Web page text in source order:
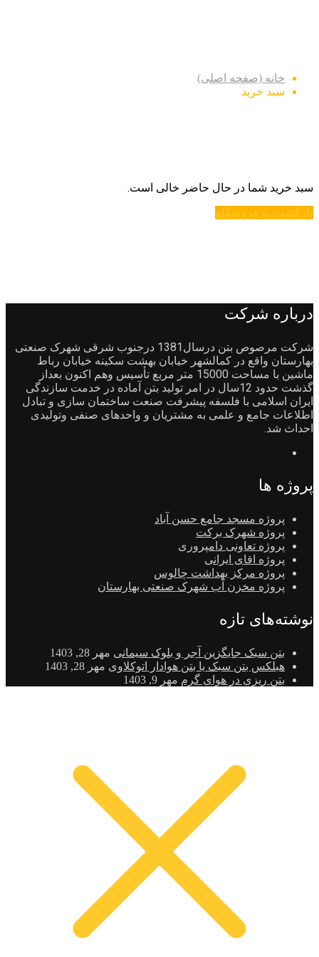
خانه (صفحه اصلی)
سبد خرید
سبد خرید شما در حال حاضر خالی است.
بازگشت به فروشگاه
درباره شرکت
شرکت مرصوص بتن درسال1381 درجنوب شرقی شهرک صنعتی
بهارستان واقع در کمالشهر خیابان بهشت سکینه خیابان رباط
ماشین با مساحت 15000 متر مربع تأسیس وهم اکنون بعداز
گذشت حدود 12سال در امر تولید بتن آماده در خدمت سازندگی
ایران اسلامی با فلسفه پیشرفت صنعت ساختمان سازی و تبادل
اطلاعات جامع و علمی به مشتریان و واحدهای صنفی وتولیدی
احداث شد.
پروژه ها
پروژه مسجد جامع حسن آباد
پروژه شهرک برکت
پروژه تعاونی دامپروری
پروژه اقای ایرانی
پروژه مرکز بهداشت چالوس
پروژه مخزن آب شهرک صنعتی بهارستان
نوشته‌های تازه
بتن سبک جایگزین آجر و بلوک سیمانی مهر 28, 1403
هبلکس بتن سبک یا بتن هوادار اتوکلاوی مهر 28, 1403
بتن ریزی در هوای گرم مهر 9, 1403